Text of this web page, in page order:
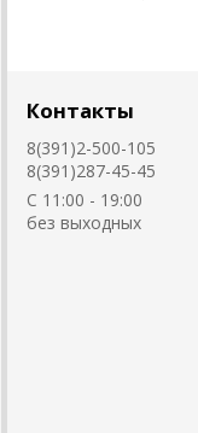
Контакты
8(391)2-500-105
8(391)287-45-45
C 11:00 - 19:00
без выходных